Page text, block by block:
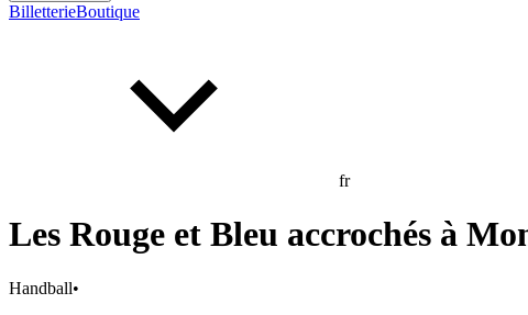
BilletterieBoutique
fr
Les Rouge et Bleu accrochés à
Handball•